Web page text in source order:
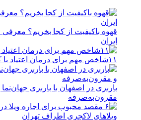
ایران
۱۱شاخص مهم برای درمان اعتیاد با کیفیت بالا
باربری در اصفهان با باربری
مقرون‌به‌صرفه